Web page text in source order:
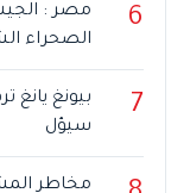
6
مصر :
الصحراء
7
بيونغ
سيؤل
مخاطر